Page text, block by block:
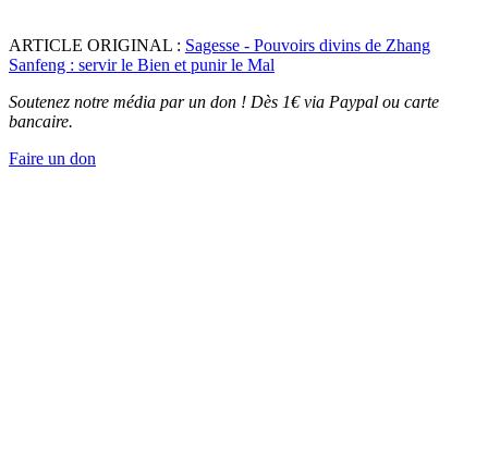
ARTICLE ORIGINAL : Sagesse - Pouvoirs divins de Zhang
Sanfeng : servir le Bien et punir le Mal
Soutenez notre média par un don ! Dès 1€ via Paypal ou carte
bancaire.
Faire un don